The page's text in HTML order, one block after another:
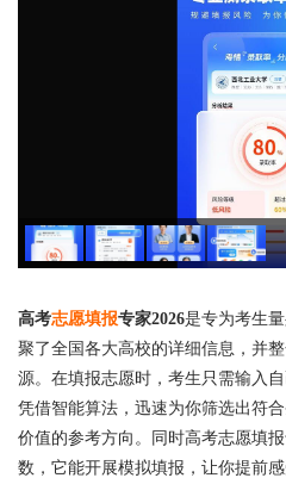
高考志愿填报专家2026是专为考生
聚了全国各大高校的详细信息，并
源。在填报志愿时，考生只需输入
凭借智能算法，迅速为你筛选出符
价值的参考方向。同时高考志愿填
数，它能开展模拟填报，让你提前